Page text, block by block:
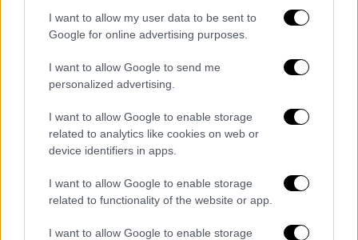
I want to allow my user data to be sent to
Google for online advertising purposes.
I want to allow Google to send me
personalized advertising.
I want to allow Google to enable storage
related to analytics like cookies on web or
device identifiers in apps.
I want to allow Google to enable storage
related to functionality of the website or app.
I want to allow Google to enable storage
Οι Αμερικανοί το γνωρίζουν καλά:
«Έσπειρες ανέμους, θα θερίσεις θύελλες» ...